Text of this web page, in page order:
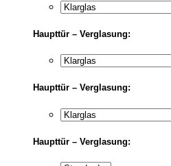
Haupttür – Verglasung:
Haupttür – Verglasung:
Haupttür – Verglasung: